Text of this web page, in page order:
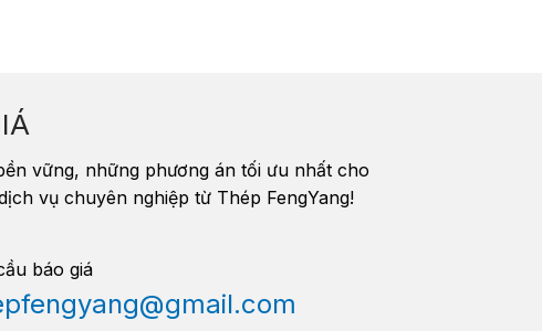
vững, những phương án tối ưu nhất cho
vụ chuyên nghiệp từ Thép FengYang!
báo giá